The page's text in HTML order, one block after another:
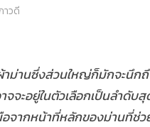
าวดี
าม่านซึ่งส่วนใหญ่ก็มักจะนึก
จจะอยู่ในตัวเลือกเป็นลำดั
จากหน้าที่หลักของม่านที่ช่ว